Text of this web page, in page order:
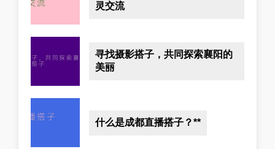
灵交流
寻找摄影搭子，共同探索襄阳的
美丽
什么是成都直播搭子？**